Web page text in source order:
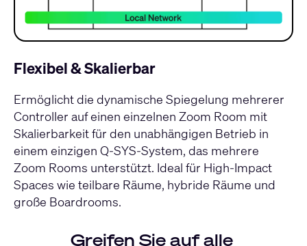
Flexibel & Skalierbar
Ermöglicht die dynamische Spiegelung mehrerer
Controller auf einen einzelnen Zoom Room mit
Skalierbarkeit für den unabhängigen Betrieb in
einem einzigen Q-SYS-System, das mehrere
Zoom Rooms unterstützt. Ideal für High-Impact
Spaces wie teilbare Räume, hybride Räume und
große Boardrooms.
Greifen Sie auf alle